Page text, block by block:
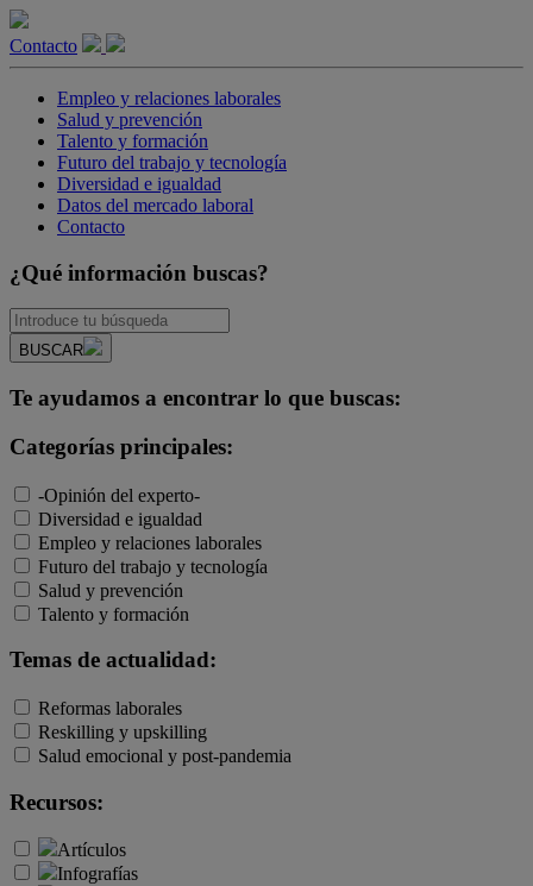
Contacto
Empleo y relaciones laborales
Salud y prevención
Talento y formación
Futuro del trabajo y tecnología
Diversidad e igualdad
Datos del mercado laboral
Contacto
¿Qué información buscas?
BUSCAR
Te ayudamos a encontrar lo que buscas:
Categorías principales:
-Opinión del experto-
Diversidad e igualdad
Empleo y relaciones laborales
Futuro del trabajo y tecnología
Salud y prevención
Talento y formación
Temas de actualidad:
Reformas laborales
Reskilling y upskilling
Salud emocional y post-pandemia
Recursos:
Artículos
Infografías